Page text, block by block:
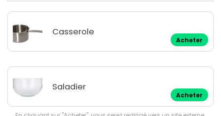
Casserole
Acheter
Saladier
Acheter